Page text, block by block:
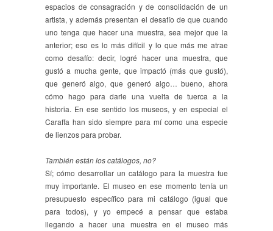
espacios de consagración y de consolidación de un
artista, y además presentan el desafío de que cuando
uno tenga que hacer una muestra, sea mejor que la
anterior; eso es lo más difícil y lo que más me atrae
como desafío: decir, logré hacer una muestra, que
gustó a mucha gente, que impactó (más que gustó),
que generó algo, que generó algo… bueno, ahora
cómo hago para darle una vuelta de tuerca a la
historia. En ese sentido los museos, y en especial el
Caraffa han sido siempre para mí como una especie
de lienzos para probar.
También están los catálogos, no?
Sí; cómo desarrollar un catálogo para la muestra fue
muy importante. El museo en ese momento tenía un
presupuesto específico para mi catálogo (igual que
para todos), y yo empecé a pensar que estaba
llegando a hacer una muestra en el museo más